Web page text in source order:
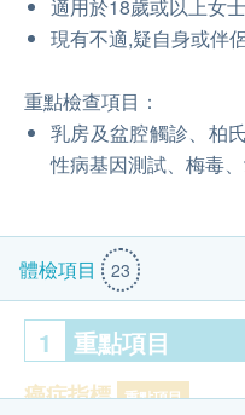
適用於18歲或以上女士
現有不適,疑自身或伴
重點檢查項目：
乳房及盆腔觸診、柏
性病基因測試、梅毒
體檢項目 23
1 重點項目
癌症指標 重點項目